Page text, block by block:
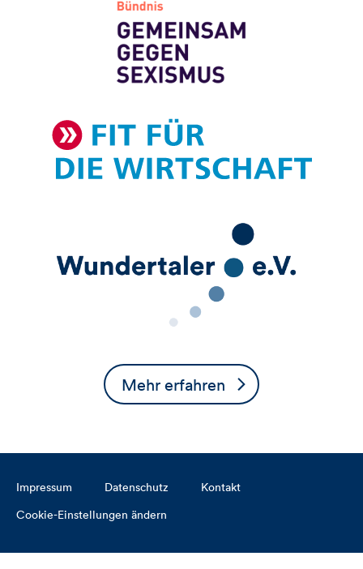
Mehr erfahren
Impressum Datenschutz
Kontakt
Cookie-Einstellungen ändern